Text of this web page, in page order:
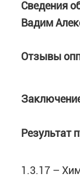
Сведения
Вадим
Отзывы
Результат
1.3.17 –